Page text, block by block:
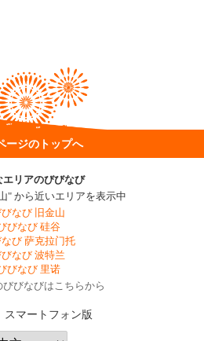
ージのトップへ
エリアのびびなび
" から近いエリアを表示中
なび 旧金山
びなび 硅谷
び 萨克拉门托
なび 波特兰
びなび 里诺
びなびはこちらから
スマートフォン版